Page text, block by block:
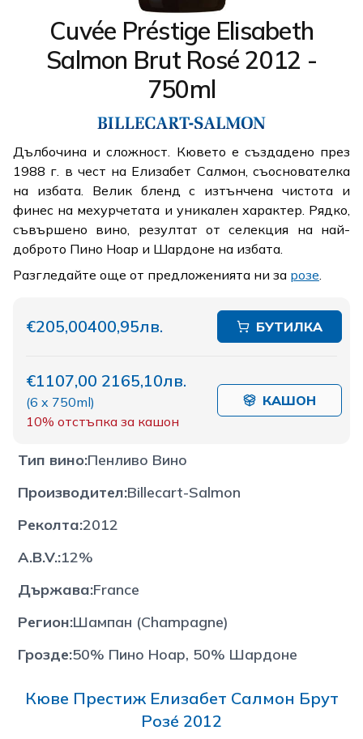
Cuvée Préstige Elisabeth
Salmon Brut Rosé 2012 -
750ml
Дълбочина и сложност. Кювето е създадено през
1988 г. в чест на Елизабет Салмон, съоснователка
на избата. Велик бленд с изтънчена чистота и
финес на мехурчетата и уникален характер. Рядко,
съвършено вино, резултат от селекция на най-
доброто Пино Ноар и Шардоне на избата.
Разгледайте още от предложенията ни за розе
€205,00400,95лв. БУТИЛКА
€1107,00 2165,10лв.
(6 x 750ml)
10% отстъпка за кашон
КАШОН
Тип вино:Пенливо Вино
Производител:Billecart-Salmon
Реколта:2012
A.B.V.:12%
Държава:France
Регион:Шампан (Champagne)
Грозде:50% Пино Ноар, 50% Шардоне
Кюве Престиж Елизабет Салмон Брут
Розé 2012